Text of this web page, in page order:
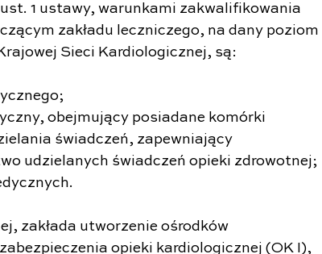
1 ustawy, warunkami zakwalifikowania
zakładu leczniczego, na dany poziom
Sieci Kardiologicznej, są:
obejmujący posiadane komórki
świadczeń, zapewniający
udzielanych świadczeń opieki zdrowotnej;
zakłada utworzenie ośrodków
opieki kardiologicznej (OK I),